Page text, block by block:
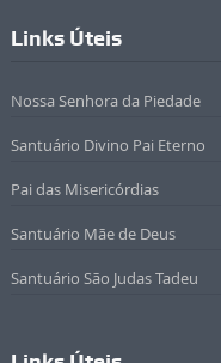
Links Úteis
Nossa Senhora da Piedade
Santuário Divino Pai Eterno
Pai das Misericórdias
Santuário Mãe de Deus
Santuário São Judas Tadeu